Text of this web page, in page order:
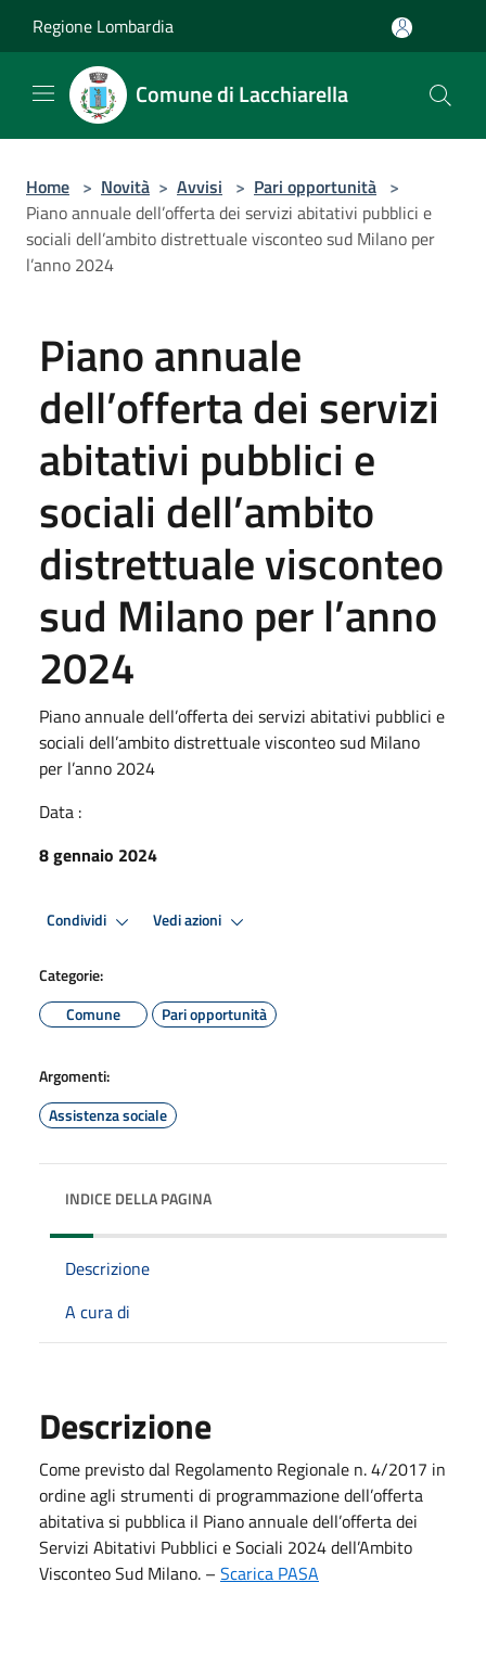
Regione Lombardia
Comune di Lacchiarella
Home > Novità > Avvisi > Pari opportunità >
Piano annuale dell’offerta dei servizi abitativi pubblici e
sociali dell’ambito distrettuale visconteo sud Milano per
l’anno 2024
Piano annuale
dell’offerta dei servizi
abitativi pubblici e
sociali dell’ambito
distrettuale visconteo
sud Milano per l’anno
2024
Piano annuale dell’offerta dei servizi abitativi pubblici e
sociali dell’ambito distrettuale visconteo sud Milano
per l’anno 2024
Data :
8 gennaio 2024
Condividi Vedi azioni
Categorie:
Comune
Pari opportunità
Argomenti:
Assistenza sociale
INDICE DELLA PAGINA
Descrizione
A cura di
Descrizione
Come previsto dal Regolamento Regionale n. 4/2017 in
ordine agli strumenti di programmazione dell’offerta
abitativa si pubblica il Piano annuale dell’offerta dei
Servizi Abitativi Pubblici e Sociali 2024 dell’Ambito
Visconteo Sud Milano. – Scarica PASA